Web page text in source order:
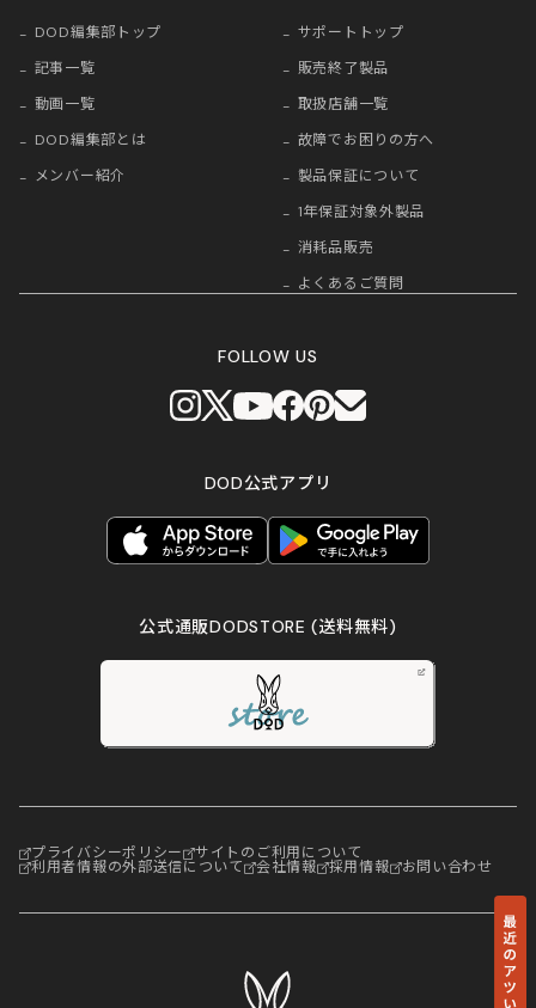
DOD編集部トップ
記事一覧
動画一覧
DOD編集部とは
メンバー紹介
サポートトップ
販売終了製品
取扱店舗一覧
故障でお困りの方へ
製品保証について
1年保証対象外製品
消耗品販売
よくあるご質問
FOLLOW US
DOD公式アプリ
公式通販DODSTORE(送料無料)
プライバシーポリシー サイトのご利用について
利用者情報の外部送信について 会社情報 採用情報 お問い合わせ